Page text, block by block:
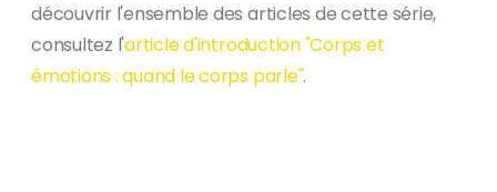
découvrir l'ensemble des articles de cette série,
consultez l'article d'introduction "Corps et
émotions : quand le corps parle".